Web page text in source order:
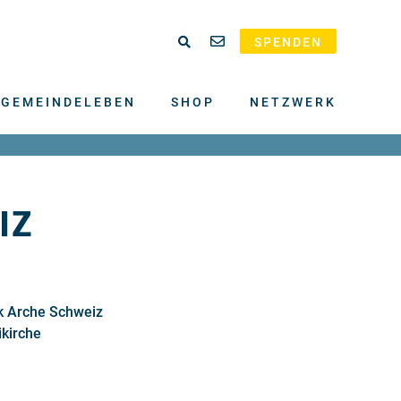
SPENDEN
GEMEINDELEBEN SHOP NETZWERK
Arche Schweiz